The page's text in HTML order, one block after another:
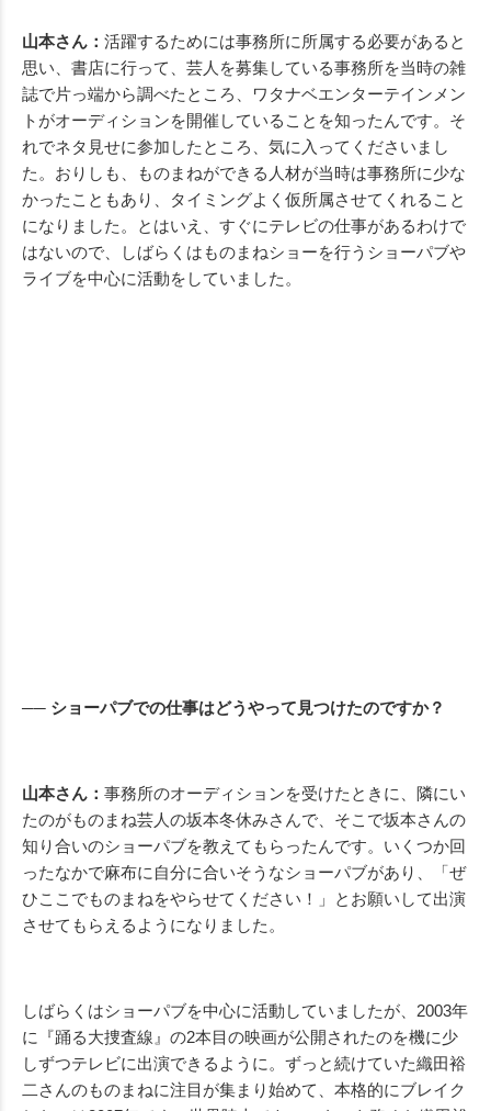
山本さん： 活躍するためには事務所に所属する必要があると
思い、書店に行って、芸人を募集している事務所を当時の雑
誌で片っ端から調べたところ、ワタナベエンターテインメン
トがオーディションを開催していることを知ったんです。そ
れでネタ見せに参加したところ、気に入ってくださいまし
た。おりしも、ものまねができる人材が当時は事務所に少な
かったこともあり、タイミングよく仮所属させてくれること
になりました。とはいえ、すぐにテレビの仕事があるわけで
はないので、しばらくはものまねショーを行うショーパブや
ライブを中心に活動をしていました。
── ショーパブでの仕事はどうやって見つけたのですか？
山本さん： 事務所のオーディションを受けたときに、隣にい
たのがものまね芸人の坂本冬休みさんで、そこで坂本さんの
知り合いのショーパブを教えてもらったんです。いくつか回
ったなかで麻布に自分に合いそうなショーパブがあり、「ぜ
ひここでものまねをやらせてください！」とお願いして出演
させてもらえるようになりました。
しばらくはショーパブを中心に活動していましたが、2003年
に『踊る大捜査線』の2本目の映画が公開されたのを機に少
しずつテレビに出演できるように。ずっと続けていた織田裕
二さんのものまねに注目が集まり始めて、本格的にブレイク